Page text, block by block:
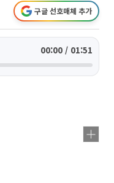
구글 선호매체 추가
00:00 / 01:51